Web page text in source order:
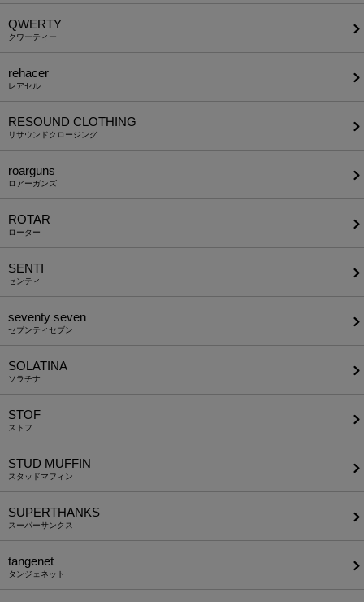
QWERTY
クワーティー
rehacer
レアセル
RESOUND CLOTHING
リサウンドクロージング
roarguns
ロアーガンズ
ROTAR
ローター
SENTI
センティ
seventy seven
セブンティセブン
SOLATINA
ソラチナ
STOF
ストフ
STUD MUFFIN
スタッドマフィン
SUPERTHANKS
スーパーサンクス
tangenet
タンジェネット